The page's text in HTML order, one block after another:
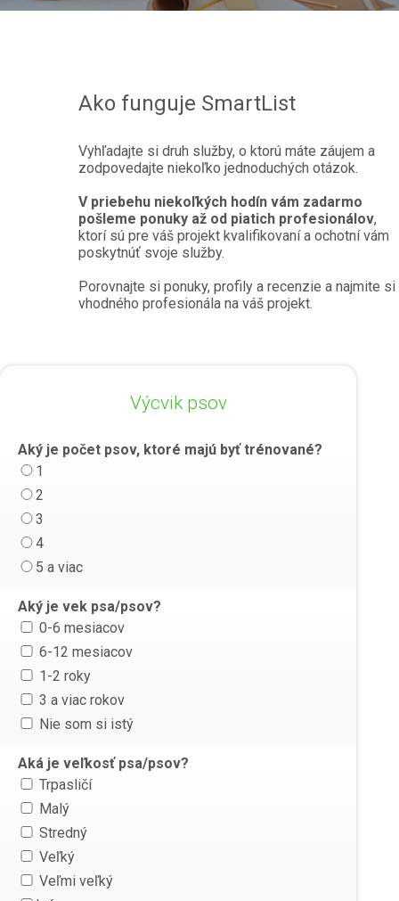
Ako funguje SmartList
Vyhľadajte si druh služby, o ktorú máte záujem a
zodpovedajte niekoľko jednoduchých otázok.
V priebehu niekoľkých hodín vám zadarmo
pošleme ponuky až od piatich profesionálov,
ktorí sú pre váš projekt kvalifikovaní a ochotní vám
poskytnúť svoje služby.
Porovnajte si ponuky, profily a recenzie a najmite si
vhodného profesionála na váš projekt.
Výcvik psov
Aký je počet psov, ktoré majú byť trénované?
1
2
3
4
5 a viac
Aký je vek psa/psov?
0-6 mesiacov
6-12 mesiacov
1-2 roky
3 a viac rokov
Nie som si istý
Aká je veľkosť psa/psov?
Trpasličí
Malý
Stredný
Veľký
Veľmi veľký